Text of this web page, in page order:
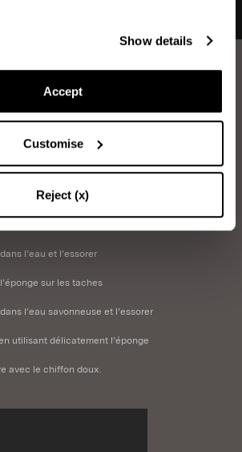
Show details
Accept
Customise
Reject (x)
soin de vos chaussures
l’eau et l’essorer
sur les taches
l’eau savonneuse et l’essorer
utilisant délicatement l’éponge
avec le chiffon doux.